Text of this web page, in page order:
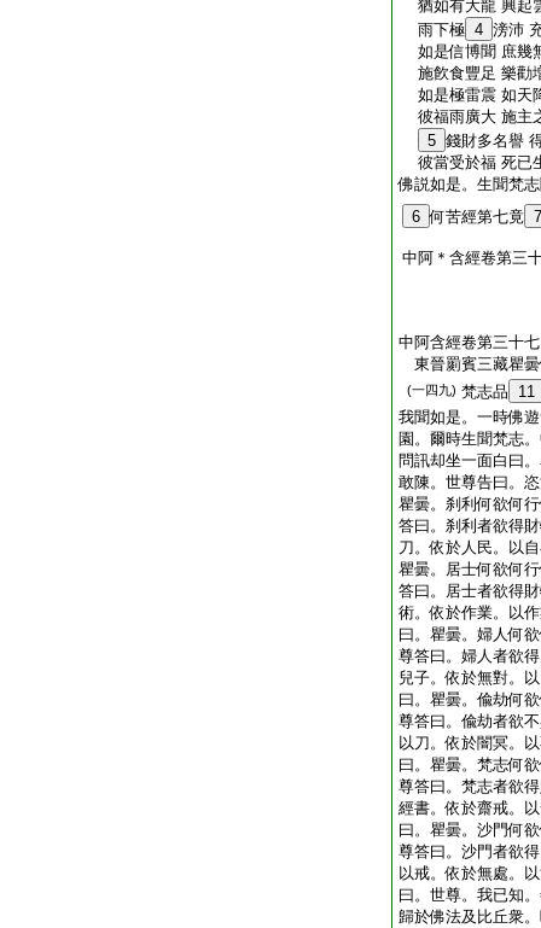
猶如有大龍 興起
雨下極 4 滂沛
如是信博聞 庶幾
施飮食豐足 樂勸
如是極雷震 如天
彼福雨廣大 施主
5 錢財多名譽
彼當受於福 死已
佛説如是。生聞梵
6 何苦經第七竟 7
中阿＊含經卷第三
中阿含經卷第三十七
東晉罽賓三藏瞿
(一四九) 梵志品
11
我聞如是。一時佛
園。爾時生聞梵志
問訊却坐一面白曰
敢陳。世尊告曰。
瞿曇。刹利何欲何
答曰。刹利者欲得
刀。依於人民。以
瞿曇。居士何欲何
答曰。居士者欲得
術。依於作業。以
曰。瞿曇。婦人何
尊答曰。婦人者欲
兒子。依於無對。
曰。瞿曇。偸劫何
尊答曰。偸劫者欲
以刀。依於闇冥。
曰。瞿曇。梵志何
尊答曰。梵志者欲
經書。依於齋戒。
曰。瞿曇。沙門何
尊答曰。沙門者欲
以戒。依於無處。
曰。世尊。我已知
歸於佛法及比丘衆